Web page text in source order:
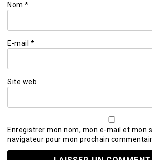
Nom *
E-mail *
Site web
Enregistrer mon nom, mon e-mail et mon
navigateur pour mon prochain